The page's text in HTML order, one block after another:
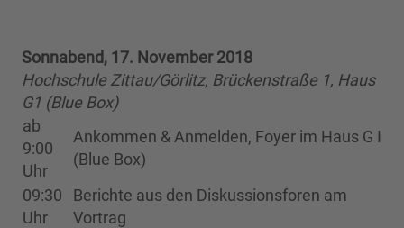
Sonnabend, 17. November 2018
Hochschule Zittau/Görlitz, Brückenstraße 1, Haus
G1 (Blue Box)
ab
9:00
Uhr
Ankommen & Anmelden, Foyer im Haus G I
(Blue Box)
09:30
Uhr
Berichte aus den Diskussionsforen am
Vortrag